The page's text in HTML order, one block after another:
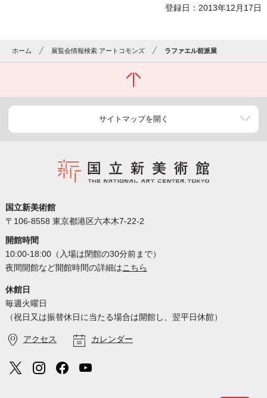
登録日：2013年12月17日
ホーム 展覧会情報検索 アートコモンズ ラファエル前派展
サイトマップを開く
国立新美術館
〒106-8558 東京都港区六本木7-22-2
開館時間
10:00-18:00（入場は閉館の30分前まで）
夜間開館など開館時間の詳細はこちら
休館日
毎週火曜日
（祝日又は振替休日に当たる場合は開館し、翌平日休館）
アクセス カレンダー